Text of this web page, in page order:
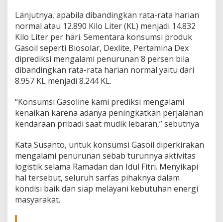
E
n
e
r
g
i
i
A
e
h
Lanjutnya, apabila dibandingkan rata-rata harian
normal atau 12.890 Kilo Liter (KL) menjadi 14.832
Kilo Liter per hari. Sementara konsumsi produk
Gasoil seperti Biosolar, Dexlite, Pertamina Dex
diprediksi mengalami penurunan 8 persen bila
dibandingkan rata-rata harian normal yaitu dari
8.957 KL menjadi 8.244 KL.
“Konsumsi Gasoline kami prediksi mengalami
kenaikan karena adanya peningkatkan perjalanan
kendaraan pribadi saat mudik lebaran,” sebutnya
Kata Susanto, untuk konsumsi Gasoil diperkirakan
mengalami penurunan sebab turunnya aktivitas
logistik selama Ramadan dan Idul Fitri. Menyikapi
hal tersebut, seluruh sarfas pihaknya dalam
kondisi baik dan siap melayani kebutuhan energi
masyarakat.